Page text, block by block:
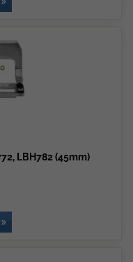
LBH782 (45mm)